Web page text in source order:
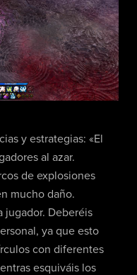
y estrategias: «El
al azar.
de explosiones
mucho daño.
jugador. Deberéis
ya que esto
con diferentes
esquiváis los